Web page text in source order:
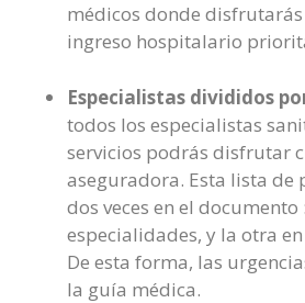
médicos donde
ingreso hospitalario
Especialistas divididos
todos los especialistas
servicios podrás disfrutar
aseguradora. Esta lista de
dos veces en el
especialidades, y la otra
De esta forma, las
la guía médica.